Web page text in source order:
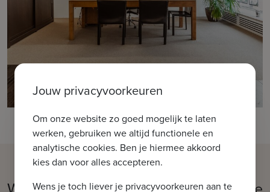
Jouw privacyvoorkeuren
Om onze website zo goed mogelijk te laten
werken, gebruiken we altijd functionele en
analytische cookies. Ben je hiermee akkoord
kies dan voor alles accepteren.
Wens je toch liever je privacyvoorkeuren aan te